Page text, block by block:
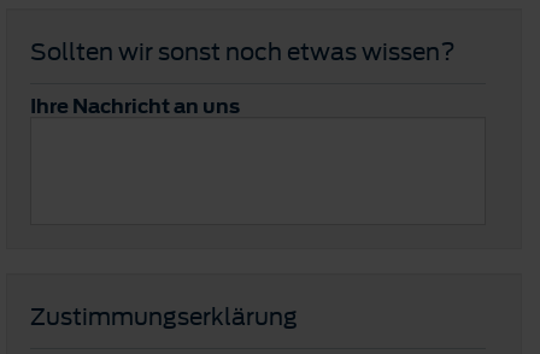
Sollten wir sonst noch etwas wissen?
Ihre Nachricht an uns
Zustimmungserklärung